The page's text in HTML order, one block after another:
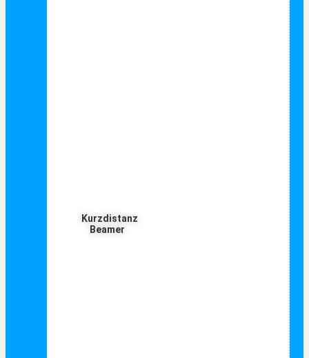
Kurzdistanz
Beamer